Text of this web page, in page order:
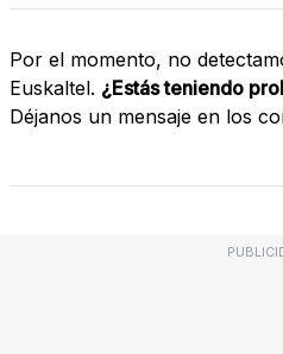
Por el momento, no
Euskaltel. ¿Estás teniendo
Déjanos un mensaje en los